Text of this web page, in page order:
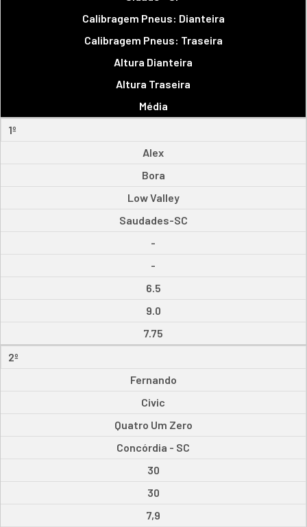
Calibragem Pneus: Dianteira
Calibragem Pneus: Traseira
Altura Dianteira
Altura Traseira
Média
1º
Alex
Bora
Low Valley
Saudades-SC
-
-
6.5
9.0
7.75
2º
Fernando
Civic
Quatro Um Zero
Concórdia - SC
30
30
7,9